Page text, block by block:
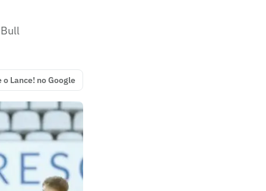
o Lance! no Google